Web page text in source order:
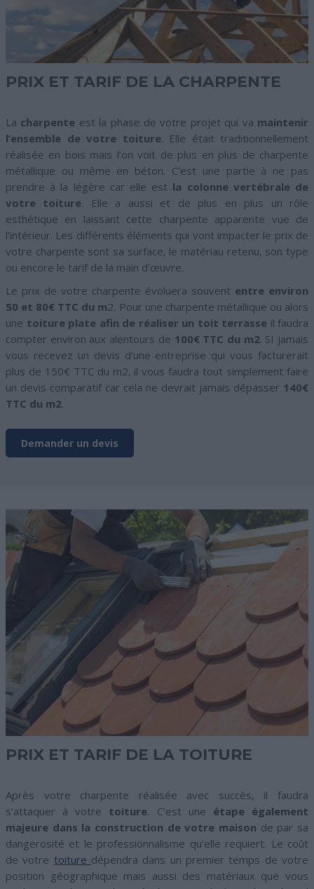
PRIX ET TARIF DE LA CHARPENTE
La charpente est la phase de votre projet qui va maintenir
l’ensemble de votre toiture. Elle était traditionnellement
réalisée en bois mais l’on voit de plus en plus de charpente
métallique ou même en béton. C’est une partie à ne pas
prendre à la légère car elle est la colonne vertébrale de
votre toiture. Elle a aussi et de plus en plus un rôle
esthétique en laissant cette charpente apparente vue de
l’intérieur. Les différents éléments qui vont impacter le prix de
votre charpente sont sa surface, le matériau retenu, son type
ou encore le tarif de la main d’œuvre.
Le prix de votre charpente évoluera souvent entre environ
50 et 80€ TTC du m2. Pour une charpente métallique ou alors
une toiture plate afin de réaliser un toit terrasse il faudra
compter environ aux alentours de 100€ TTC du m2. SI jamais
vous recevez un devis d’une entreprise qui vous facturerait
plus de 150€ TTC du m2, il vous faudra tout simplement faire
un devis comparatif car cela ne devrait jamais dépasser 140€
TTC du m2.
Demander un devis
PRIX ET TARIF DE LA TOITURE
Après votre charpente réalisée avec succès, il faudra
s’attaquer à votre toiture. C’est une étape également
majeure dans la construction de votre maison de par sa
dangerosité et le professionnalisme qu’elle requiert. Le coût
de votre toiture dépendra dans un premier temps de votre
position géographique mais aussi des matériaux que vous